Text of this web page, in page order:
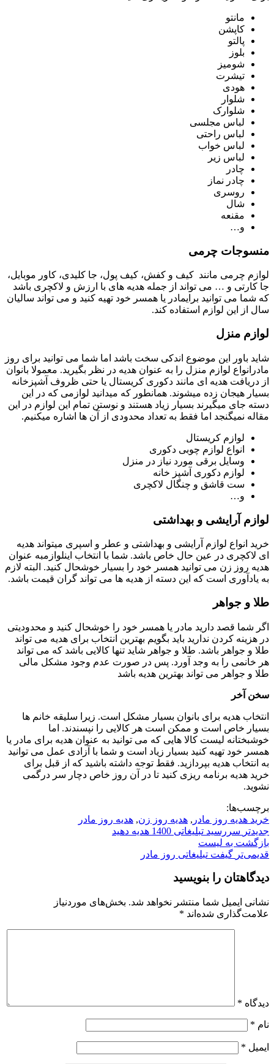
مانتو
کاپشن
پالتو
بلوز
شومیز
تیشرت
هودی
شلوار
شلوارک
لباس مجلسی
لباس راحتی
لباس خواب
لباس زیر
چادر
چادر نماز
روسری
شال
مقنعه
و…
منسوجات چرمی
لوازم چرمی مانند کیف و کفش، کیف پول، جا کلیدی، کاور موبایل،
جا کارتی و … می تواند از جمله هدیه های با ارزش و لاکچری باشد
که شما می توانید برایمادر یا همسر خود تهیه کنید و می تواند سالیان
سال از این لوازم استفاده کند.
لوازم منزل
شاید باور این موضوع اندکی سخت باشد اما شما می توانید برای روز
مادرانواع لوازم منزل را به عنوان هدیه در نظر بگیرید. معمولا بانوان
از دریافت هدیه ای مانند دکوری کریستال یا حتی ظروف آشپزخانه
بسیار هیجان زده میشوند. همانطور که میدانید لوازمی که در این
دسته جای میگیرند بسیار زیاد هستند و نوستن تمام این لوازم در این
مقاله نمیگنجد اما فقط به تعداد محدودی از آن ها اشاره میکنیم.
لوازم کریستال
انواع لوازم چوبی دکوری
وسایل برقی مورد نیاز در منزل
لوازم دکوری آشپز خانه
ست قاشق و چنگال لاکچری
و…
لوازم آرایشی و بهداشتی
خرید انواع لوازم آرایشی و بهداشتی و عطر و اسپری میتواند هدیه
ای لاکچری در عین حال خاص باشد. شما با انتخاب اینلوازمبه عنوان
هدیه روز زن می توانید همسر خود را بسیار خوشحال کنید. البته لازم
به یادآوری است که این دسته از هدیه ها می تواند گران قیمت باشد.
طلا و جواهر
اگر شما قصد دارید مادر یا همسر خود را خوشحال کنید و محدودیتی
در هزینه کردن ندارید باید بگویم بهترین انتخاب برای هدیه می تواند
طلا و جواهر باشد. طلا و جواهر شاید تنها کالایی باشد که می تواند
هر خانمی را به وجد آورد. پس در صورت عدم وجود مشکل مالی
طلا و جواهر می تواند بهترین هدیه باشد
سخن آخر
انتخاب هدیه برای بانوان بسیار مشکل است. زیرا سلیقه خانم ها
بسیار خاص است و ممکن است هر کالایی را نپسندند. اما
خوشبختانه لیست کالا هایی که می توانید به عنوان هدیه برای مادر یا
همسر خود تهیه کنید بسیار زیاد است و شما با آزادی عمل می توانید
به انتخاب هدیه بپردازید. فقط توجه داشته باشید که از قبل برای
خرید هدیه برنامه ریزی کنید تا در آن روز خاص دچار سر درگمی
نشوید.
برچسب‌ها:
خرید هدیه روز مادر , هدیه روز زن, هدیه روز مادر
جدیدتر سررسید تبلیغاتی 1400 هدیه دهید
بازگشت به لیست
قدیمی‌تر گیفت تبلیغاتی روز مادر
دیدگاهتان را بنویسید
نشانی ایمیل شما منتشر نخواهد شد. بخش‌های موردنیاز
علامت‌گذاری شده‌اند *
دیدگاه *
نام *
ایمیل *